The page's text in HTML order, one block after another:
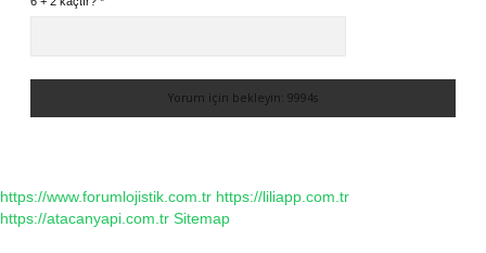
https://www.forumlojistik.com.tr https://liliapp.com.tr
https://atacanyapi.com.tr Sitemap